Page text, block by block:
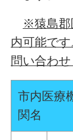
※猿島郡
内可能で
問い合わせ
市内医療
関名